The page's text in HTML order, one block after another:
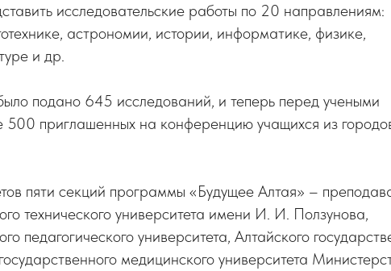
исследовательские работы по 20 направлениям:
астрономии, истории, информатике, физике,
и др.
подано 645 исследований, и теперь перед учеными
500 приглашенных на конференцию учащихся из
пяти секций программы «Будущее Алтая» –
технического университета имени И. И. Ползунова,
педагогического университета, Алтайского
медицинского университета